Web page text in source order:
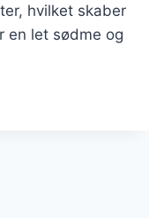
hvilket skaber
en let sødme og